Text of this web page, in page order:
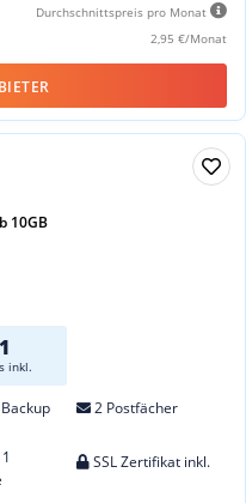
Durchschnittspreis pro Monat
2,95 €/Monat
10GB
inkl.
2 Postfächer
SSL Zertifikat inkl.